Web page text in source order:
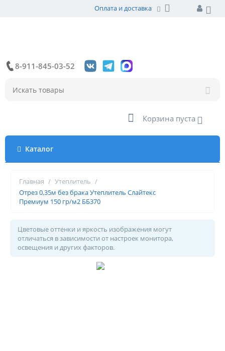
Оплата и доставка
8-911-845-03-52
Корзина пуста
Каталог
Главная / Утеплитель /
Отрез 0,35м без брака Утеплитель Слайтекс
Премиум 150 гр/м2 ББ370
Цветовые оттенки и яркость изображения могут
отличаться в зависимости от настроек монитора,
освещения и других факторов.